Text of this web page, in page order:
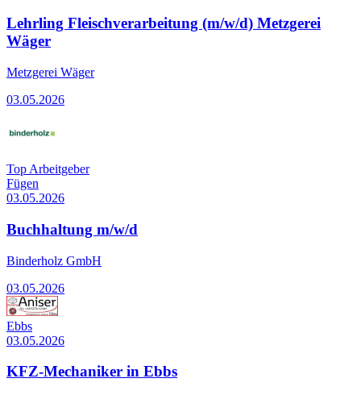
Lehrling Fleischverarbeitung (m/w/d) Metzgerei
Wäger
Metzgerei Wäger
03.05.2026
Top Arbeitgeber
Fügen
03.05.2026
Buchhaltung m/w/d
Binderholz GmbH
03.05.2026
Ebbs
03.05.2026
KFZ-Mechaniker in Ebbs